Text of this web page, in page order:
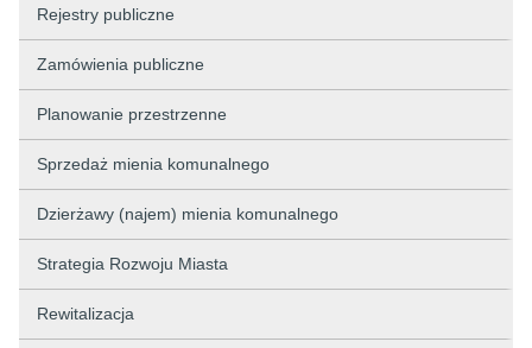
Rejestry publiczne
Zamówienia publiczne
Planowanie przestrzenne
Sprzedaż mienia komunalnego
Dzierżawy (najem) mienia komunalnego
Strategia Rozwoju Miasta
Rewitalizacja